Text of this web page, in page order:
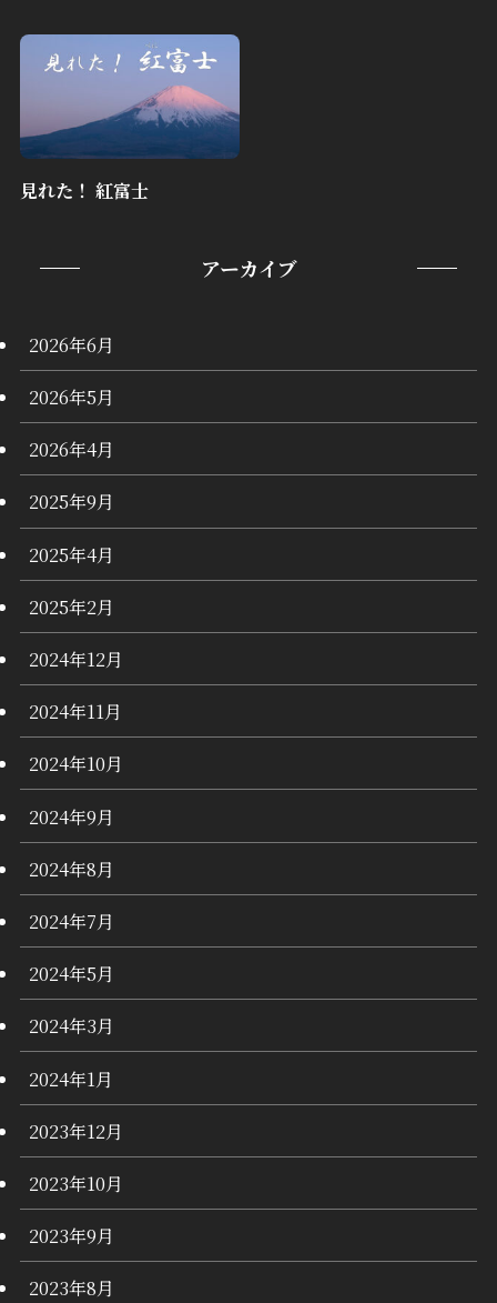
見れた！ 紅富士
アーカイブ
2026年6月
2026年5月
2026年4月
2025年9月
2025年4月
2025年2月
2024年12月
2024年11月
2024年10月
2024年9月
2024年8月
2024年7月
2024年5月
2024年3月
2024年1月
2023年12月
2023年10月
2023年9月
2023年8月